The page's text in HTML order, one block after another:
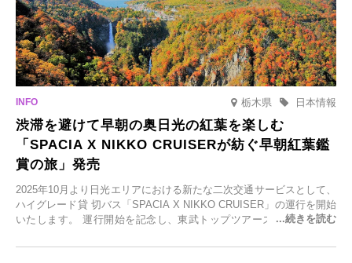
栃木県 日本情報
渋滞を避けて早朝の奥日光の紅葉を楽しむ
「SPACIA X NIKKO CRUISERが紡ぐ早朝紅葉鑑
賞の旅」発売
2025年10月より日光エリアにおける新たな二次交通サービスとして、
ハイグレード貸 切バス「SPACIA X NIKKO CRUISER」の運行を開始
いたします。 運行開始を記念し、東武トップツアーズ株式会社では
2025年9月12日(金)より発売いたします。